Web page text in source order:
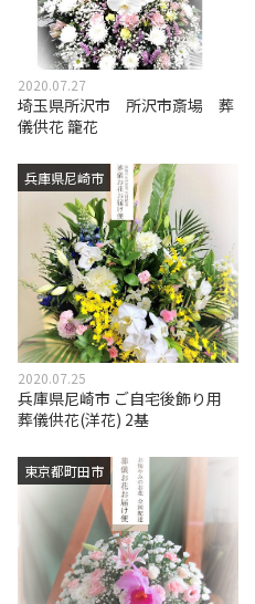
2020.07.27
埼玉県所沢市 所沢市斎場 葬
儀供花 籠花
兵庫県尼崎市
2020.07.25
兵庫県尼崎市 ご自宅後飾り用
葬儀供花(洋花) 2基
東京都町田市